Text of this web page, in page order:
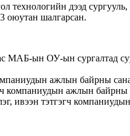
дээд сургууль,
оюутан шалгарсан.
ын ОУ-ын сургалтад
ажлын байрны
компаниудын ажлын байрны
ивээн тэтгэгч